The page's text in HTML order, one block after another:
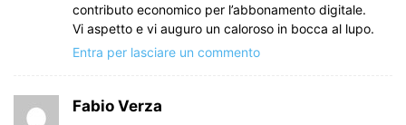
contributo economico per l’abbonamento digitale.
Vi aspetto e vi auguro un caloroso in bocca al lupo.
Entra per lasciare un commento
Fabio Verza